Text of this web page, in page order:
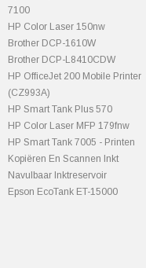
7100
HP Color Laser 150nw
Brother DCP-1610W
Brother DCP-L8410CDW
HP OfficeJet 200 Mobile Printer
(CZ993A)
HP Smart Tank Plus 570
HP Color Laser MFP 179fnw
HP Smart Tank 7005 - Printen
Kopiëren En Scannen Inkt
Navulbaar Inktreservoir
Epson EcoTank ET-15000